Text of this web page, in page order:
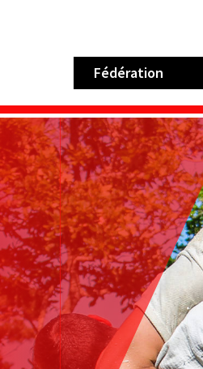
Fédération